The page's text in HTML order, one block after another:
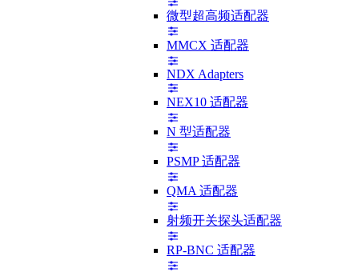
微型超高频适配器
MMCX 适配器
NDX Adapters
NEX10 适配器
N 型适配器
PSMP 适配器
QMA 适配器
射频开关探头适配器
RP-BNC 适配器